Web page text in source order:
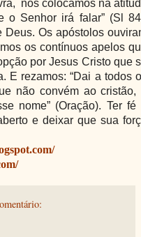
nos colocamos na
o Senhor irá falar” (Sl
Os apóstolos
os contínuos apelos
por Jesus Cristo que
E rezamos: “Dai a todos
não convém ao cristão,
nome” (Oração). Ter fé
e deixar que sua